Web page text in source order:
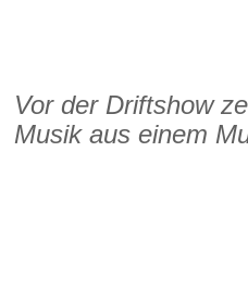
Vor der Driftshow
Musik aus einem